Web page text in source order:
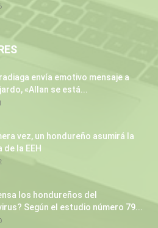
envía emotivo mensaje a
«Allan se está...
vez, un hondureño asumirá la
de la EEH
los hondureños del
Según el estudio número 79...